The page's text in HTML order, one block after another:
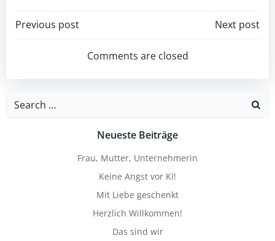
Post
navigation
Previous post
navigation
Next post
Comments are closed
Search
Neueste Beiträge
Frau, Mutter, Unternehmerin
Keine Angst vor KI!
Mit Liebe geschenkt
Herzlich Willkommen!
Das sind wir